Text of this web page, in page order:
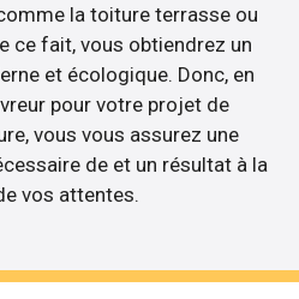
la toiture terrasse ou
ce fait, vous obtiendrez un
et écologique. Donc, en
pour votre projet de
vous vous assurez une
de et un résultat à la
vos attentes.